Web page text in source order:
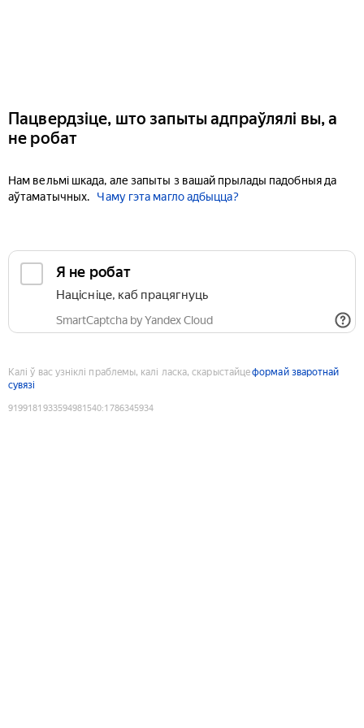
Пацвердзіце, што запыты адпраўлялі вы, а
не робат
Нам вельмі шкада, але запыты з вашай прылады падобныя да
аўтаматычных.
Чаму гэта магло адбыцца?
Я не робат
Націсніце, каб працягнуць
SmartCaptcha by Yandex Cloud
Калі ў вас узніклі праблемы, калі ласка, скарыстайцеформай зваротнай
сувязі
9199181933594981540:1786345934